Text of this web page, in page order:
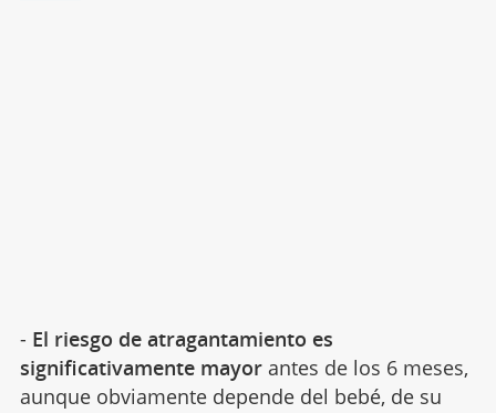
- El riesgo de atragantamiento es
significativamente mayorantes de los 6 meses,
aunque obviamente depende del bebé, de su